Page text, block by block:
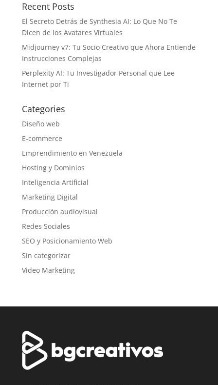
Recent Posts
El Secreto Detrás de Synthesia AI: Lo Que No Te
Dicen de los Avatares Virtuales
Midjourney v7: Tu Socio Creativo que Ahora Entiende
Instrucciones Complejas
Perplexity AI: Tu Investigador Personal que Lee
Internet por Ti
Categories
Diseño web
E-commerce
Emprendimiento en Venezuela
Hosting y Dominios
Inteligencia Artificial
Marketing Digital
Producción audiovisual
Redes Sociales
SEO y Posicionamiento Web
Sin categorizar
Video Marketing